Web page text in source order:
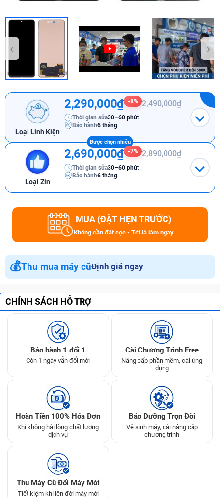
‹ ›
Loại Linh Kiện
2,290,000₫ -8% 2,490,000₫
Thời gian sửa30–60 phút
Bảo hành6 tháng
Loại Zin
2,690,000₫ -7% 2,890,000₫
Thời gian sửa30–60 phút
Bảo hành6 tháng
MUA (ĐẶT HẸN TRƯỚC)
Không cần đặt cọc • Tới là làm ngay
💰Thu mua máy cũĐịnh giá ngay
CHÍNH SÁCH HỖ TRỢ
Bảo hành 1 đổi 1
Còn 1 ngày vẫn đổi mới
Cài Chương Trình Free
Nâng cấp phần mềm, cài ứng
dụng
Hoàn Tiền 100% Hóa Đơn
Khi không hài lòng chất lượng
dịch vụ
Bảo Dưỡng Trọn Đời
Vệ sinh máy, cài nâng cấp
chương trình
Thu Máy Cũ Đổi Máy Mới
Tiết kiệm khi lên đời máy mới